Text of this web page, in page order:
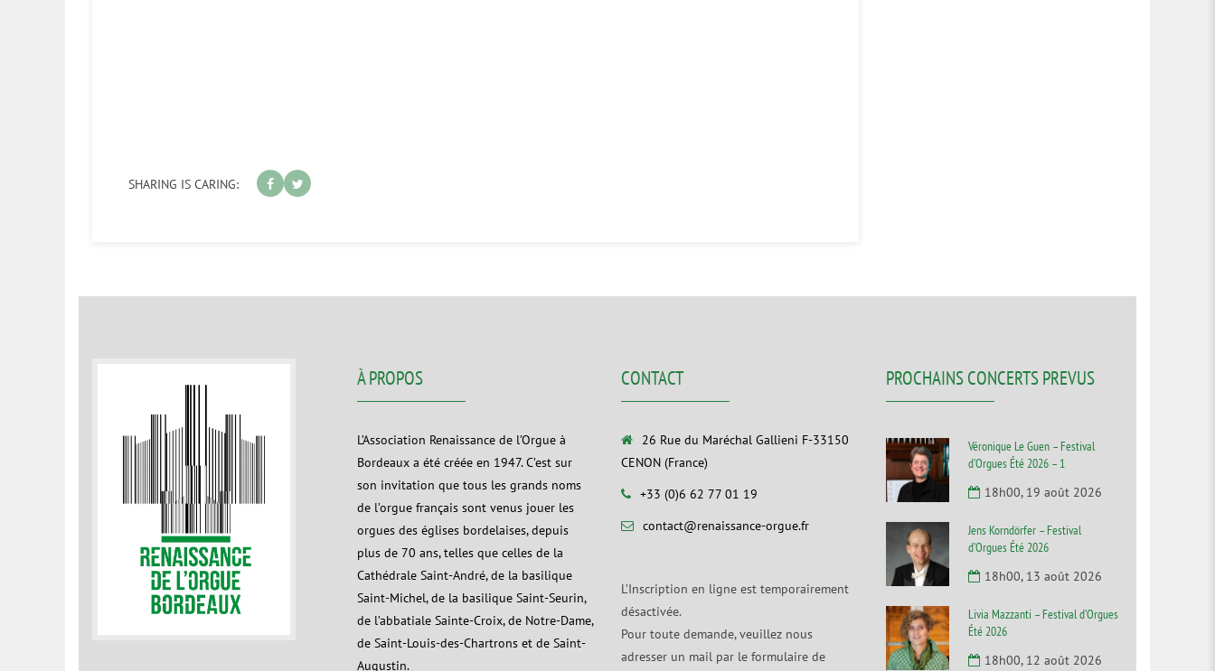
SHARING IS CARING:
À PROPOS
L’Association Renaissance de l’Orgue à
Bordeaux a été créée en 1947. C’est sur
son invitation que tous les grands noms
de l’orgue français sont venus jouer les
orgues des églises bordelaises, depuis
plus de 70 ans, telles que celles de la
Cathédrale Saint-André, de la basilique
Saint-Michel, de la basilique Saint-Seurin,
de l’abbatiale Sainte-Croix, de Notre-Dame,
de Saint-Louis-des-Chartrons et de Saint-
Augustin.
CONTACT
26 Rue du Maréchal Gallieni F-33150
CENON (France)
+33 (0)6 62 77 01 19
contact@renaissance-orgue.fr
L’Inscription en ligne est temporairement
désactivée.
Pour toute demande, veuillez nous
adresser un mail par le formulaire de
PROCHAINS CONCERTS PREVUS
Véronique Le Guen – Festival
d’Orgues Été 2026 – 1
18h00, 19 août 2026
Jens Korndörfer – Festival
d’Orgues Été 2026
18h00, 13 août 2026
Livia Mazzanti – Festival d’Orgues
Été 2026
18h00, 12 août 2026